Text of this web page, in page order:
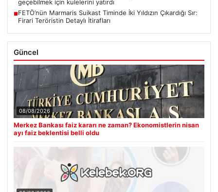
geçebilmek için kulelerini yatırdı
■FETÖ’nün Marmaris Suikast Timinde İki Yıldızın Çıkardığı Sır:
Firari Teröristin Detaylı İtirafları
Güncel
08/08/2026
Merkez Bankası faiz kararı ne zaman? Ekonomistlerin nisan
ayı faiz beklentisi belli oldu